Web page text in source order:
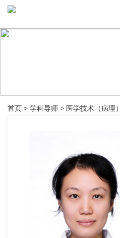
首页 > 学科导师 > 医学技术（病理）